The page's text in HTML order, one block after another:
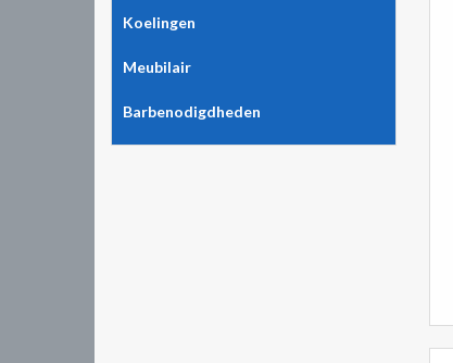
Koelingen
Meubilair
Barbenodigdheden